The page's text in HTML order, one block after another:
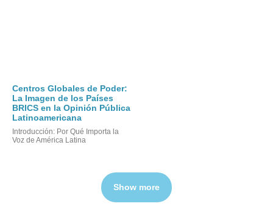
Centros Globales de Poder:
La Imagen de los Países
BRICS en la Opinión Pública
Latinoamericana
Introducción: Por Qué Importa la
Voz de América Latina
Show more